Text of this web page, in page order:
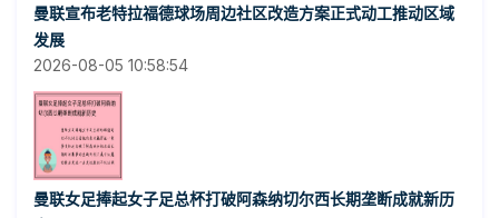
曼联宣布老特拉福德球场周边社区改造方案正式动工推动区域
发展
2026-08-05 10:58:54
曼联女足捧起女子足总杯打破阿森纳切尔西长期垄断成就新历